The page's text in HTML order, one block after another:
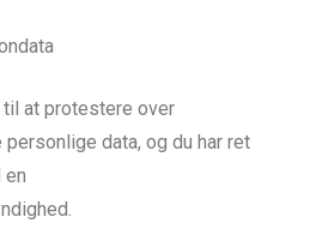
til at protestere over
data, og du har ret
en